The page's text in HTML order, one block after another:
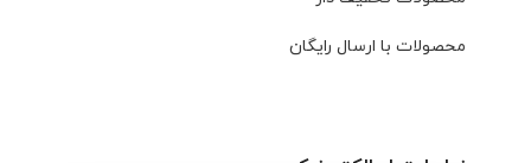
محصولات با ارسال رایگان